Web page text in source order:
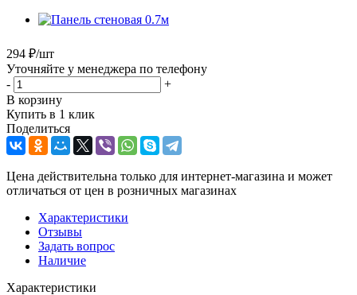
294 ₽/шт
Уточняйте у менеджера по телефону
-
+
В корзину
Купить в 1 клик
Поделиться
Цена действительна только для интернет-магазина и может
отличаться от цен в розничных магазинах
Характеристики
Отзывы
Задать вопрос
Наличие
Характеристики